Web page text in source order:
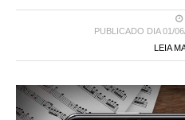
PUBLICADO DIA 01/
LEIA